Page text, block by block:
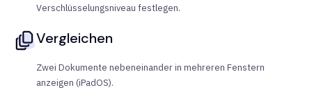
Verschlüsselungsniveau festlegen.
Vergleichen
Zwei Dokumente nebeneinander in mehreren Fenstern
anzeigen (iPadOS).